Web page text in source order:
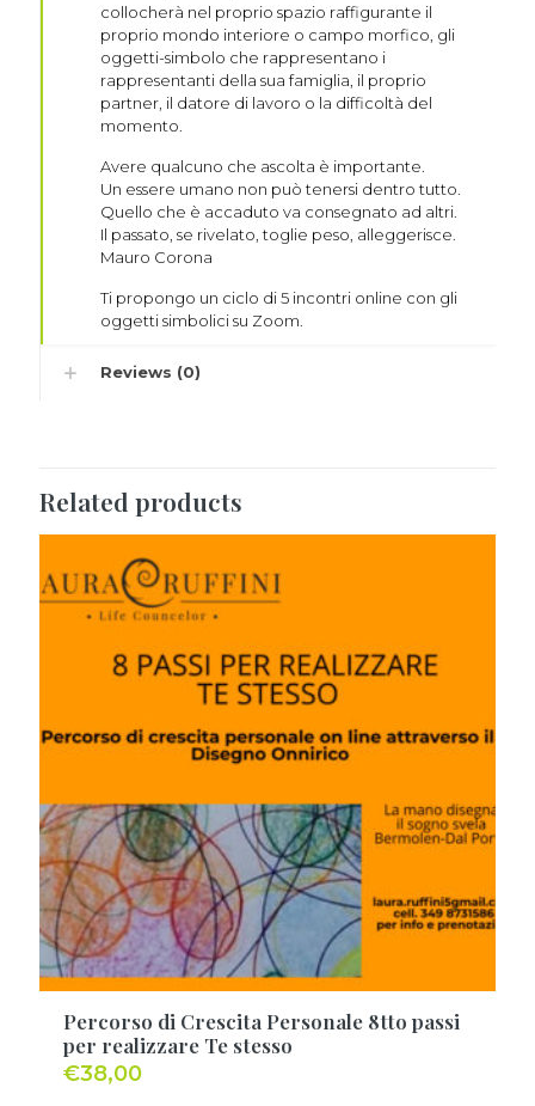
collocherà nel proprio spazio raffigurante il
proprio mondo interiore o campo morfico, gli
oggetti-simbolo che rappresentano i
rappresentanti della sua famiglia, il proprio
partner, il datore di lavoro o la difficoltà del
momento.
Avere qualcuno che ascolta è importante.
Un essere umano non può tenersi dentro tutto.
Quello che è accaduto va consegnato ad altri.
Il passato, se rivelato, toglie peso, alleggerisce.
Mauro Corona
Ti propongo un ciclo di 5 incontri online con gli
oggetti simbolici su Zoom.
Reviews (0)
Related products
Percorso di Crescita Personale 8tto passi
per realizzare Te stesso
€38,00